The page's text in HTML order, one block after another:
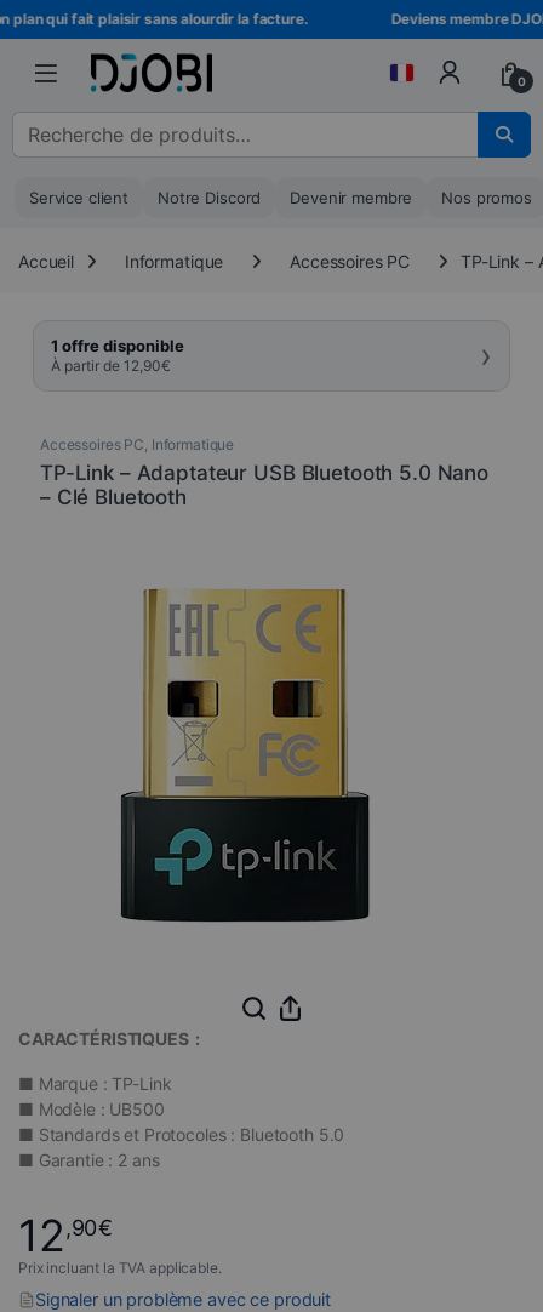
Skip to navigation
Skip to content
qui fait plaisir sans alourdir la facture. Deviens membre
0
Recherche pour :
Service client Notre Discord Devenir membre Nos promos
Accueil Informatique Accessoires PC TP-Link –
1 offre disponible
À partir de 12,90€ ›
Accessoires PC, Informatique
TP-Link – Adaptateur USB Bluetooth 5.0 Nano
– Clé Bluetooth
CARACTÉRISTIQUES :
■ Marque : TP-Link
■ Modèle : UB500
■ Standards et Protocoles : Bluetooth 5.0
■ Garantie : 2 ans
12,90€
Prix incluant la TVA applicable.
Signaler un problème avec ce produit